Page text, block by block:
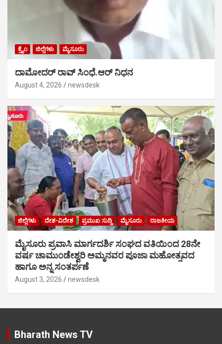
ಕ್ರೈಂ ಜಿಲ್ಲೆಗಳು ಮೈಸೂರು
ದಾಮೋದರ್ ರಾವ್ ಸಿಂಧೆ.ಆರ್ ನಿಧನ
August 4, 2026 newsdesk
ಜಿಲ್ಲೆಗಳು ದೇಶ-ವಿದೇಶ ಪ್ರಮುಖ ಸುದ್ದಿ ಮೈಸೂರು ರಾಜಕೀಯ
ಮೈಸೂರು ಪ್ರವಾಸಿ ಮಾರ್ಗದರ್ಶಿ ಸಂಘದ ವತಿಯಿಂದ 28ನೇ
ವರ್ಷ ಚಾಮುಂಡೇಶ್ವರಿ ಅಮ್ಮನವರ ಪೂಜಾ ಮಹೋತ್ಸವದ
ಹಾಗೂ ಅನ್ನ ಸಂತರ್ಪಣೆ
August 3, 2026 newsdesk
Bharath News TV